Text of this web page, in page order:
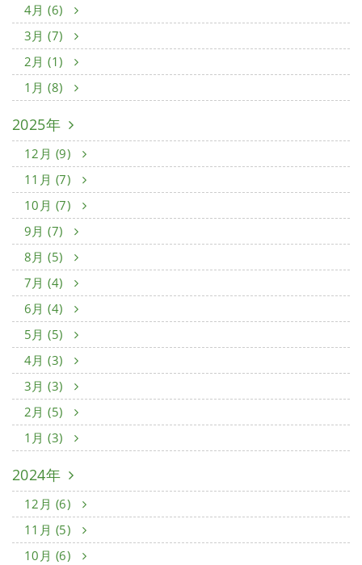
4月 (6)
3月 (7)
2月 (1)
1月 (8)
2025年
12月 (9)
11月 (7)
10月 (7)
9月 (7)
8月 (5)
7月 (4)
6月 (4)
5月 (5)
4月 (3)
3月 (3)
2月 (5)
1月 (3)
2024年
12月 (6)
11月 (5)
10月 (6)